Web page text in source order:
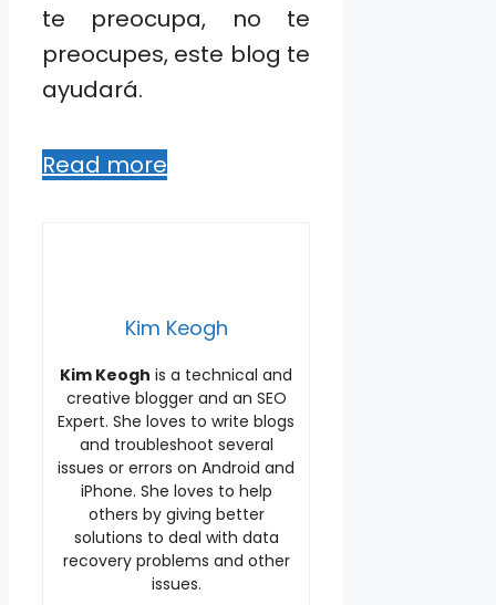
te preocupa, no te
preocupes, este blog te
ayudará.
Read more
Kim Keogh
Kim Keogh is a technical and
creative blogger and an SEO
Expert. She loves to write blogs
and troubleshoot several
issues or errors on Android and
iPhone. She loves to help
others by giving better
solutions to deal with data
recovery problems and other
issues.